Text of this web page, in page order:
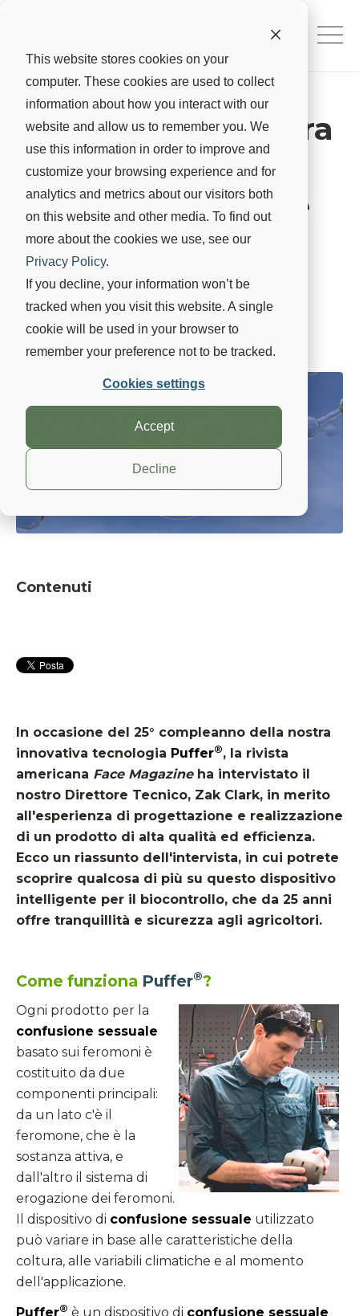
This website stores cookies on your
computer. These cookies are used to collect
information about how you interact with our
website and allow us to remember you. We
use this information in order to improve and
customize your browsing experience and for
analytics and metrics about our visitors both
on this website and other media. To find out
more about the cookies we use, see our
Privacy Policy.
If you decline, your information won’t be
tracked when you visit this website. A single
cookie will be used in your browser to
remember your preference not to be tracked.
Cookies settings
Accept
Decline
Puffer®, una pietra
miliare
dell'innovazione
applicata
all'agricoltura
Suterra 20 apr 2023, 22:00:00
Contenuti
In occasione del 25° compleanno della nostra
innovativa tecnologia Puffer®, la rivista
americana Face Magazineha intervistato il
nostro Direttore Tecnico, Zak Clark, in merito
all'esperienza di progettazione e realizzazione
di un prodotto di alta qualità ed efficienza.
Ecco un riassunto dell'intervista, in cui potrete
scoprire qualcosa di più su questo dispositivo
intelligente per il biocontrollo, che da 25 anni
offre tranquillità e sicurezza agli agricoltori.
Come funziona Puffer®?
Ogni prodotto per la
confusione sessuale
basato sui feromoni è
costituito da due
componenti principali:
da un lato c'è il
feromone, che è la
sostanza attiva, e
dall'altro il sistema di
erogazione dei feromoni.
Il dispositivo di confusione sessuale utilizzato
può variare in base alle caratteristiche della
coltura, alle variabili climatiche e al momento
dell'applicazione.
Puffer® è un dispositivo di confusione sessuale